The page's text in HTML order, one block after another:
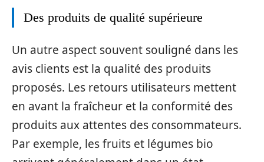
Des produits de qualité supérieure
Un autre aspect souvent souligné dans les
avis clients est la qualité des produits
proposés. Les retours utilisateurs mettent
en avant la fraîcheur et la conformité des
produits aux attentes des consommateurs.
Par exemple, les fruits et légumes bio